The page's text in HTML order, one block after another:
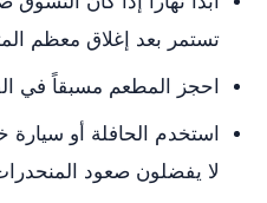
تستمر بعد إغلاق معظم
احجز المطعم مسبقاً في
استخدم الحافلة أو سيارة
لا يفضلون صعود